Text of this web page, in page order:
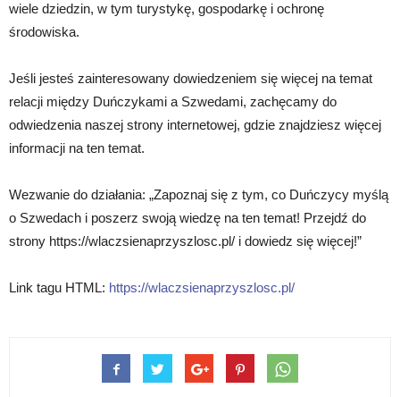
wiele dziedzin, w tym turystykę, gospodarkę i ochronę
środowiska.
Jeśli jesteś zainteresowany dowiedzeniem się więcej na temat
relacji między Duńczykami a Szwedami, zachęcamy do
odwiedzenia naszej strony internetowej, gdzie znajdziesz więcej
informacji na ten temat.
Wezwanie do działania: „Zapoznaj się z tym, co Duńczycy myślą
o Szwedach i poszerz swoją wiedzę na ten temat! Przejdź do
strony https://wlaczsienaprzyszlosc.pl/ i dowiedz się więcej!”
Link tagu HTML: https://wlaczsienaprzyszlosc.pl/